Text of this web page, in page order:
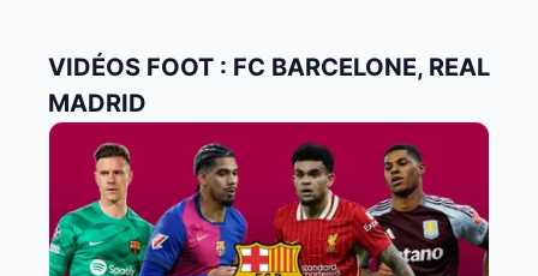
VIDÉOS FOOT : FC BARCELONE, REAL
MADRID